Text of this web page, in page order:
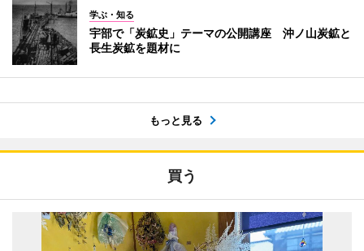
学ぶ・知る
宇部で「炭鉱史」テーマの公開講座 沖ノ山炭鉱と
長生炭鉱を題材に
もっと見る
買う